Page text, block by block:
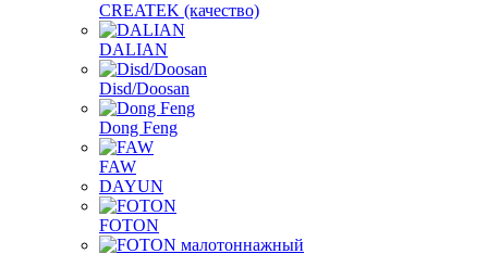
CREATEK (качество)
DALIAN
Disd/Doosan
Dong Feng
FAW
DAYUN
FOTON